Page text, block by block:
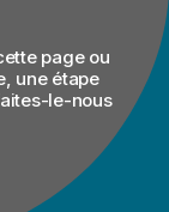
page ou
une étape
le-nous